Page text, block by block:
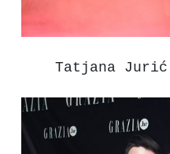
Tatjana Jurić